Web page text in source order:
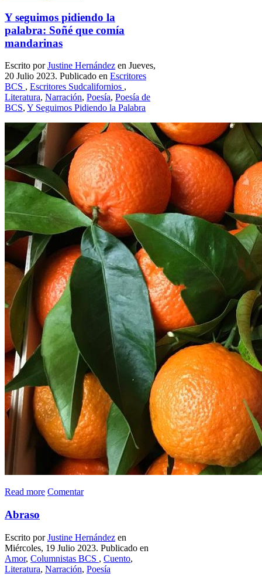
Y seguimos pidiendo la
palabra: Soñé que comía
mandarinas
Escrito porJustine Hernández en Jueves,
20 Julio 2023. Publicado en Escritores
BCS , Escritores Sudcalifornios ,
Literatura, Narración, Poesía, Poesía de
BCS, Y Seguimos Pidiendo la Palabra
Read more Comentar
Abraso
Escrito porJustine Hernández en
Miércoles, 19 Julio 2023. Publicado en
Amor, Columnistas BCS , Cuento,
Literatura, Narración, Poesía